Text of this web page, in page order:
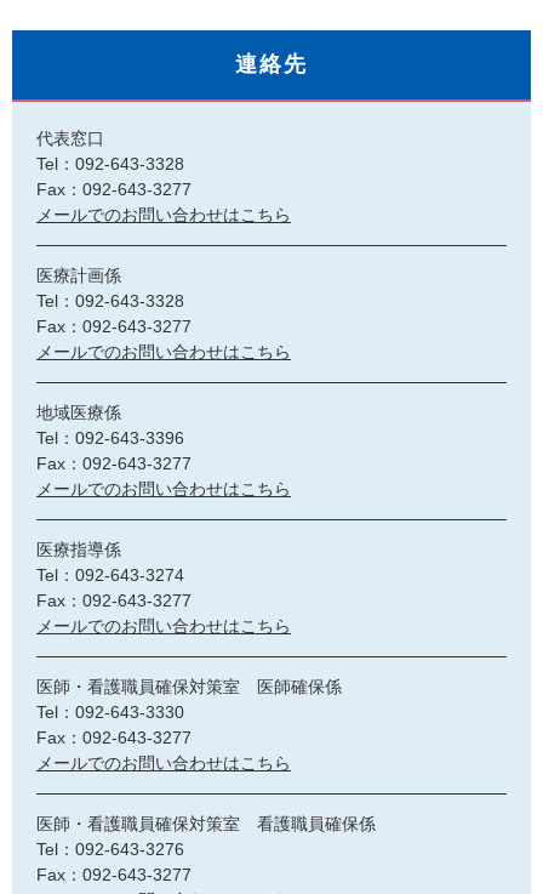
連絡先
代表窓口
Tel：092-643-3328
Fax：092-643-3277
メールでのお問い合わせはこちら
医療計画係
Tel：092-643-3328
Fax：092-643-3277
メールでのお問い合わせはこちら
地域医療係
Tel：092-643-3396
Fax：092-643-3277
メールでのお問い合わせはこちら
医療指導係
Tel：092-643-3274
Fax：092-643-3277
メールでのお問い合わせはこちら
医師・看護職員確保対策室 医師確保係
Tel：092-643-3330
Fax：092-643-3277
メールでのお問い合わせはこちら
医師・看護職員確保対策室 看護職員確保係
Tel：092-643-3276
Fax：092-643-3277